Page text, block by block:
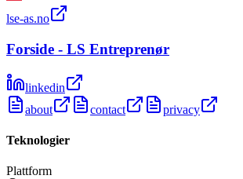
lse-as.no
Forside - LS Entreprenør
linkedin
about
contact privacy
Teknologier
Plattform